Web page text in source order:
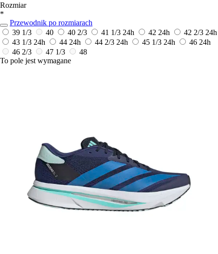
Rozmiar
*
Przewodnik po rozmiarach
39 1/3
40 40 2/3 41 1/3 24h 42 24h 42 2/3 24h
43 1/3 24h 44 24h 44 2/3 24h 45 1/3 24h 46 24h
46 2/3
47 1/3
48
To pole jest wymagane